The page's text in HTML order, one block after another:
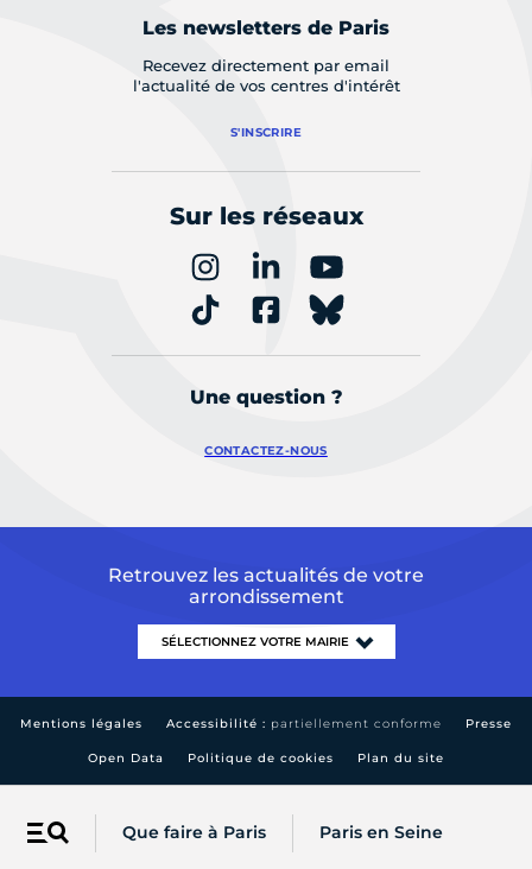
Menu Que faire à Paris Paris en Seine
Les newsletters de Paris
Recevez directement par email
l'actualité de vos centres d'intérêt
S'INSCRIRE
Sur les réseaux
Une question ?
CONTACTEZ-NOUS
Retrouvez les actualités de votre
arrondissement
Mentions légales Accessibilité : partiellement conforme Presse
Open Data Politique de cookies Plan du site